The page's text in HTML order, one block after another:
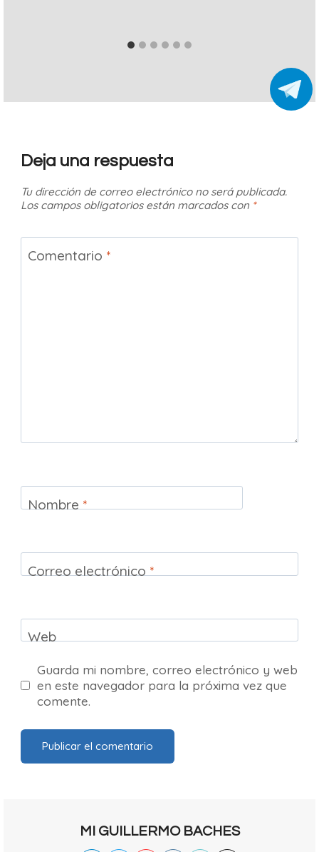
Deja una respuesta
Tu dirección de correo electrónico no será publicada.
Los campos obligatorios están marcados con *
Comentario *
Nombre *
Correo electrónico *
Web
Guarda mi nombre, correo electrónico y web
en este navegador para la próxima vez que
comente.
MI GUILLERMO BACHES